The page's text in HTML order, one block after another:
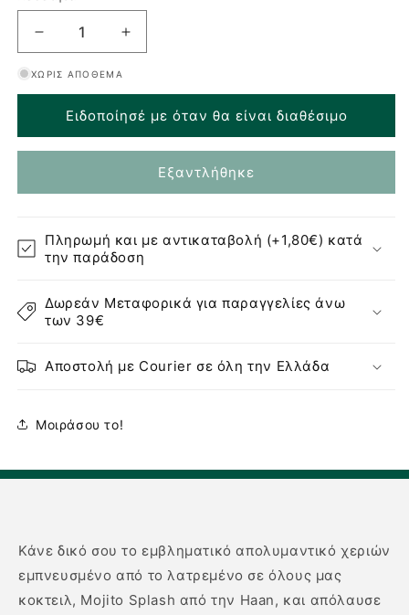
Μείωση
ποσότητας
για
Haan
Refill
Ενυδατικό
Αντισηπτικό
Mojito
100ml
Αύξηση
ποσότητας
Haan
Refill
Ενυδατικό
Αντισηπτικό
Χεριών
Mojito
100ml
ΧΩΡΊΣ ΑΠΌΘΕΜΑ
Ειδοποίησέ με όταν θα είναι διαθέσιμο
Εξαντλήθηκε
Πληρωμή και με αντικαταβολή (+1,80€) κατά
την παράδοση
Δωρεάν Μεταφορικά για παραγγελίες άνω
των 39€
Αποστολή με Courier σε όλη την Ελλάδα
Μοιράσου το!
Κάνε δικό σου το εμβληματικό απολυμαντικό χεριών
εμπνευσμένο από το λατρεμένο σε όλους μας
κοκτειλ, Mojito Splash από την Haan, και απόλαυσε